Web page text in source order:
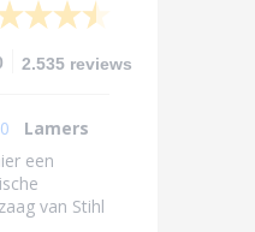
2.535 reviews
Lamers
een
van Stihl